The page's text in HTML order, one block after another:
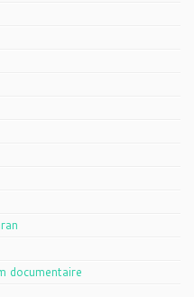
documentaire